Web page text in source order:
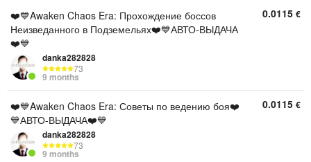
❤️💙Awaken Chaos Era: Прохождение боссов
Неизведанного в Подземельях❤️💙АВТО-ВЫДАЧА
❤️💙
danka282828
73
9 months
0.0115 €
❤️💙Awaken Chaos Era: Советы по ведению боя❤️
💙АВТО-ВЫДАЧА❤️💙
danka282828
73
9 months
0.0115 €